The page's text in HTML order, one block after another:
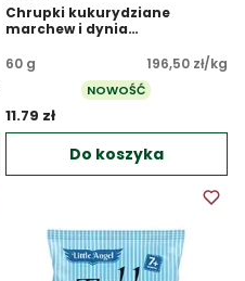
Chrupki kukurydziane
marchew i dynia
60 g
196,50 zł/kg
NOWOŚĆ
11.79 zł
Do koszyka